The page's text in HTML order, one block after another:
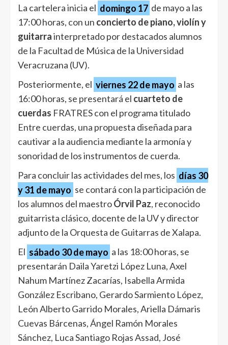
La cartelera inicia el domingo 17 de mayo a las
17:00 horas, con un concierto de piano, violín y
guitarrainterpretado por destacados alumnos
de la Facultad de Música de la Universidad
Veracruzana (UV).
Posteriormente, el viernes 22 de mayo a las
16:00 horas, se presentará el cuarteto de
cuerdas FRATRES con el programa titulado
Entre cuerdas, una propuesta diseñada para
cautivar a la audiencia mediante la armonía y
sonoridad de los instrumentos de cuerda.
Para concluir las actividades del mes, los días 30
y 31 de mayo se contará con la participación de
los alumnos del maestroÓrvil Paz, reconocido
guitarrista clásico, docente de la UV y director
adjunto de la Orquesta de Guitarras de Xalapa.
El sábado 30 de mayo a las 18:00 horas, se
presentarán Daila Yaretzi López Luna, Axel
Nahum Martínez Zacarías, Isabella Armida
González Escribano, Gerardo Sarmiento López,
León Alberto Garrido Morales, Ariella Dámaris
Cuevas Bárcenas, Ángel Ramón Morales
Sánchez, Luca Santiago Rojas Assad, José